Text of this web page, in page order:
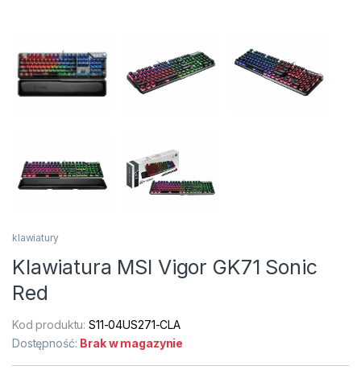
klawiatury
Klawiatura MSI Vigor GK71 Sonic
Red
Kod produktu:S11-04US271-CLA
Dostępność: Brak w magazynie